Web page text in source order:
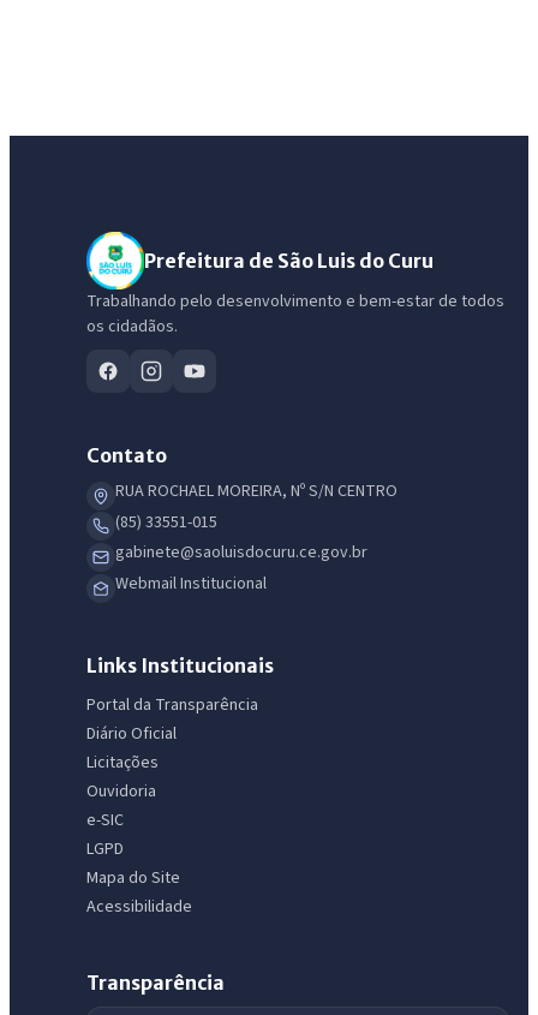
Prefeitura de São Luis do Curu
Trabalhando pelo desenvolvimento e bem-estar de todos
os cidadãos.
Contato
RUA ROCHAEL MOREIRA, Nº S/N CENTRO
(85) 33551-015
gabinete@saoluisdocuru.ce.gov.br
Webmail Institucional
Links Institucionais
Portal da Transparência
Diário Oficial
Licitações
Ouvidoria
e-SIC
LGPD
Mapa do Site
Acessibilidade
Transparência